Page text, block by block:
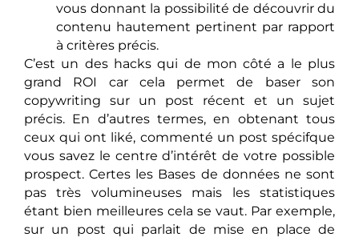
vous donnant la possibilité de découvrir du
contenu hautement pertinent par rapport
à critères précis.
C’est un des hacks qui de mon côté a le plus
grand ROI car cela permet de baser son
copywriting sur un post récent et un sujet
précis. En d’autres termes, en obtenant tous
ceux qui ont liké, commenté un post spécifque
vous savez le centre d’intérêt de votre possible
prospect. Certes les Bases de données ne sont
pas très volumineuses mais les statistiques
étant bien meilleures cela se vaut. Par exemple,
sur un post qui parlait de mise en place de